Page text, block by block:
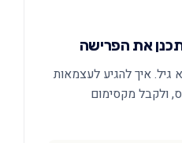
את הפרישה
גיל. איך להגיע לעצמאות
ולקבל מקסימום